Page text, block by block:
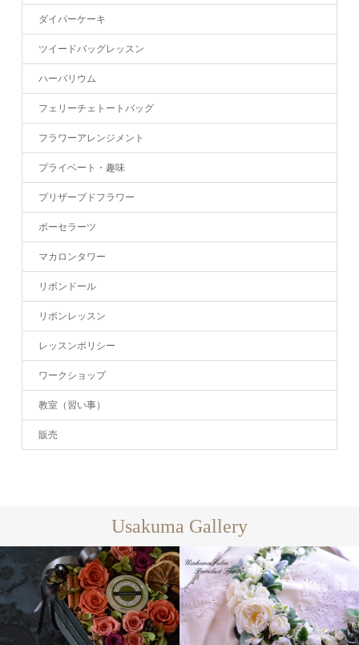
ダイパーケーキ
ツイードバッグレッスン
ハーバリウム
フェリーチェトートバッグ
フラワーアレンジメント
プライベート・趣味
プリザーブドフラワー
ポーセラーツ
マカロンタワー
リボンドール
リボンレッスン
レッスンポリシー
ワークショップ
教室（習い事）
販売
Usakuma Gallery